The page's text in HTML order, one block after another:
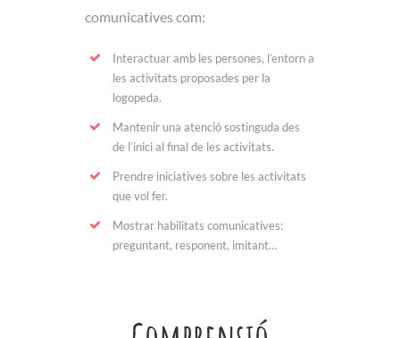
comunicatives com:
Interactuar amb les persones, l’entorn a
les activitats proposades per la
logopeda.
Mantenir una atenció sostinguda des
de l’inici al final de les activitats.
Prendre iniciatives sobre les activitats
que vol fer.
Mostrar habilitats comunicatives:
preguntant, responent, imitant…